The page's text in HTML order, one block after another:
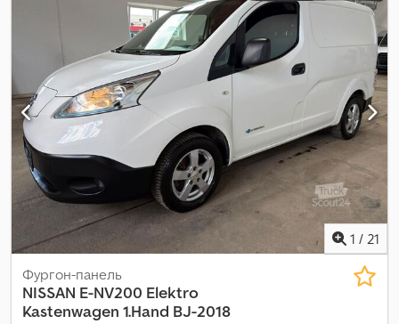
ABS, кондиционер, центральный замок
1 / 21
Фургон-панель
NISSAN E-NV200 Elektro
Kastenwagen 1.Hand BJ-2018